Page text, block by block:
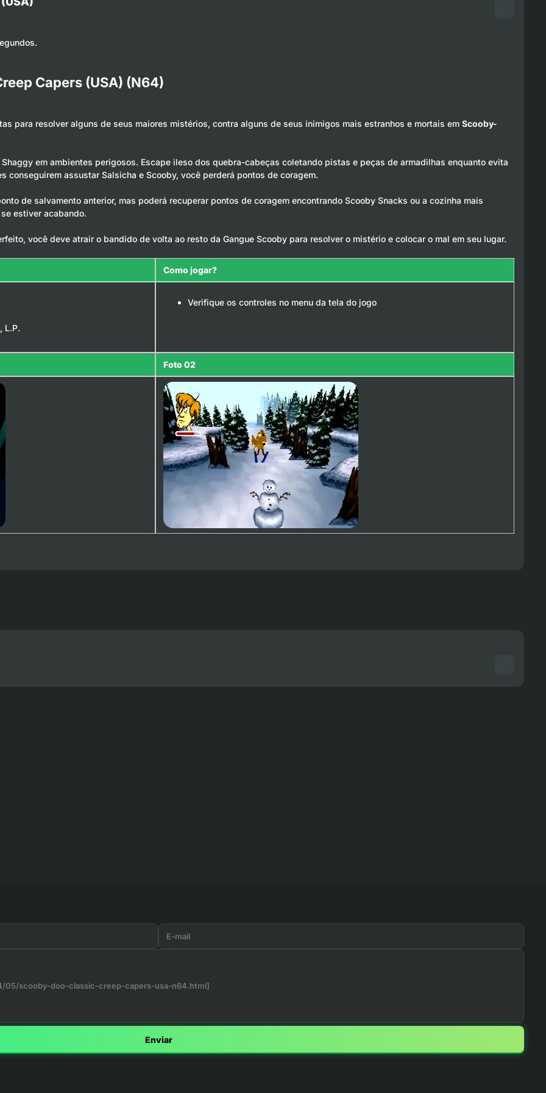
Capers (USA) (N64)
para resolver alguns de seus maiores mistérios, contra alguns de seus inimigos mais estranhos e mortais em Scooby-
em ambientes perigosos. Escape ileso dos quebra-cabeças coletando pistas e peças de armadilhas enquanto evita
conseguirem assustar Salsicha e Scooby, você perderá pontos de coragem.
de salvamento anterior, mas poderá recuperar pontos de coragem encontrando Scooby Snacks ou a cozinha mais
estiver acabando.
você deve atrair o bandido de volta ao resto da Gangue Scooby para resolver o mistério e colocar o mal em seu lugar.
Como jogar?
L.P.
Verifique os controles no menu da tela do jogo
Foto 02
Enviar